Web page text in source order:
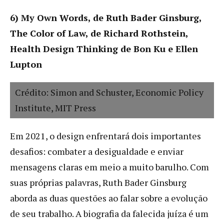
6) My Own Words, de Ruth Bader Ginsburg,
The Color of Law, de Richard Rothstein,
Health Design Thinking de Bon Ku e Ellen
Lupton
Crédito: Simon and Schuster, Economic Policy
Institute, MIT Press
Em 2021, o design enfrentará dois importantes
desafios: combater a desigualdade e enviar
mensagens claras em meio a muito barulho. Com
suas próprias palavras, Ruth Bader Ginsburg
aborda as duas questões ao falar sobre a evolução
de seu trabalho. A biografia da falecida juíza é um